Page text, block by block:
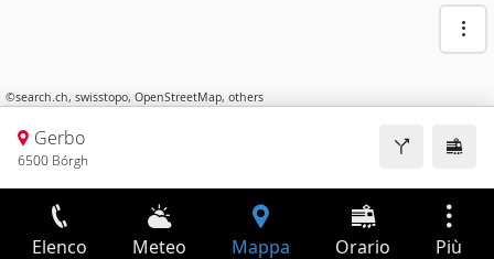
©search.ch, swisstopo, OpenStreetMap, others
Gerbo
6500 Bórgh
Elenco Meteo Mappa Orario Più